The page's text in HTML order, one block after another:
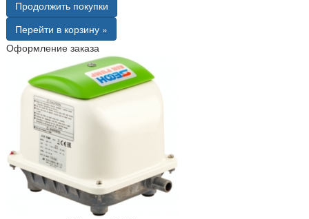
Продолжить покупки
Перейти в корзину »
Оформление заказа